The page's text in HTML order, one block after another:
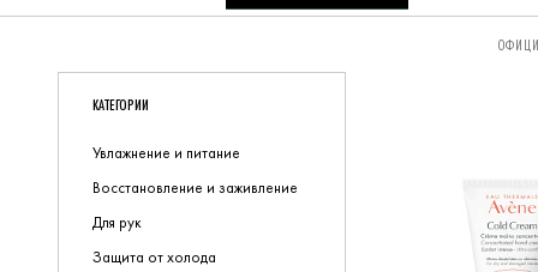
НАХОДИТЕСЬ
КАТЕГОРИИ
Увлажнение и питание
Восстановление и заживление
Для рук
Защита от холода